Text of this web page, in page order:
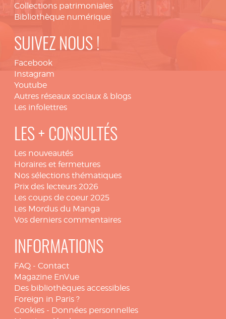
Collections patrimoniales
Bibliothèque numérique
SUIVEZ NOUS !
Facebook
Instagram
Youtube
Autres réseaux sociaux & blogs
Les infolettres
LES + CONSULTÉS
Les nouveautés
Horaires et fermetures
Nos sélections thématiques
Prix des lecteurs 2026
Les coups de coeur 2025
Les Mordus du Manga
Vos derniers commentaires
INFORMATIONS
FAQ - Contact
Magazine EnVue
Des bibliothèques accessibles
Foreign in Paris ?
Cookies - Données personnelles